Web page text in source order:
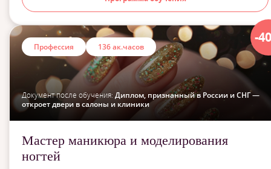
-
Профессия 136 ак.часов
Документ после обучения: Диплом, признанный в России и СНГ —
откроет двери в салоны и клиники
Мастер маникюра и моделирования
ногтей